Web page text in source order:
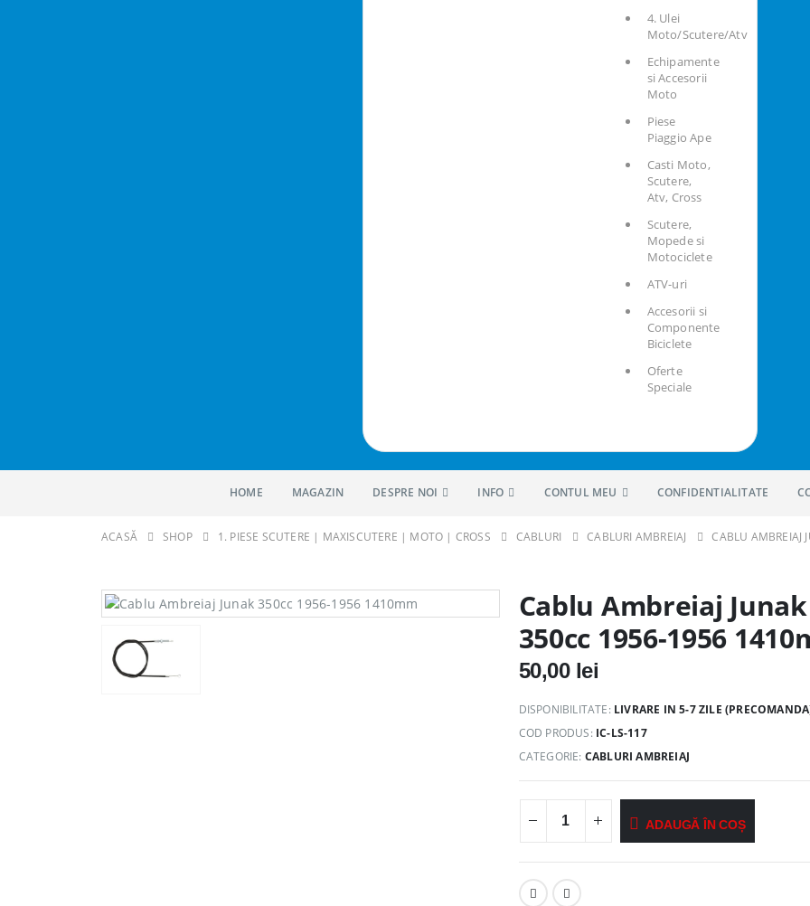
4. Ulei
Moto/Scutere/Atv
Echipamente
si Accesorii
Moto
Piese
Piaggio Ape
Casti Moto,
Scutere,
Atv, Cross
Scutere,
Mopede si
Motociclete
ATV-uri
Accesorii si
Componente
Biciclete
Oferte
Speciale
HOME MAGAZIN DESPRE NOI INFO CONTUL MEU CONFIDENTIALITATE
ACASĂ SHOP 1. PIESE SCUTERE | MAXISCUTERE | MOTO | CROSS CABLURI CABLURI AMBREIAJ CABLU
Cablu Ambreiaj Junak
350cc 1956-1956
50,00 lei
DISPONIBILITATE: LIVRARE IN 5-7 ZILE
COD PRODUS: IC-LS-117
CATEGORIE: CABLURI AMBREIAJ
ADAUGĂ ÎN COȘ